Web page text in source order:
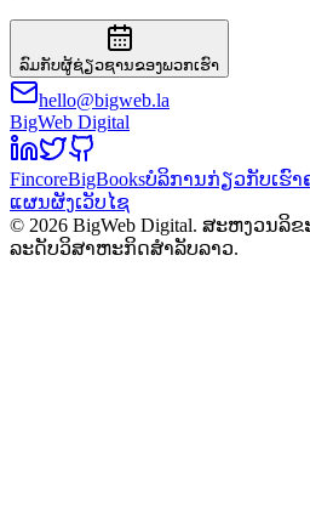
ລົມກັບຜູ້ຊ່ຽວຊານຂອງພວກເຮົາ
hello@bigweb.la
BigWeb Digital
FincoreBigBooksບໍລິການກ່ຽວກັບເຮົາ
ແຜນຜັງເວັບໄຊ
© 2026 BigWeb Digital. ສະຫງວນລິ
ລະດັບວິສາຫະກິດສຳລັບລາວ.